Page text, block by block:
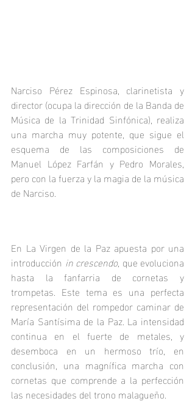
Narciso Pérez Espinosa, clarinetista y
director (ocupa la dirección de la Banda de
Música de la Trinidad Sinfónica), realiza
una marcha muy potente, que sigue el
esquema de las composiciones de
Manuel López Farfán y Pedro Morales,
pero con la fuerza y la magia de la música
de Narciso.
En La Virgen de la Paz apuesta por una
introducción in crescendo, que evoluciona
hasta la fanfarria de cornetas y
trompetas. Este tema es una perfecta
representación del rompedor caminar de
María Santísima de la Paz. La intensidad
continua en el fuerte de metales, y
desemboca en un hermoso trío, en
conclusión, una magnífica marcha con
cornetas que comprende a la perfección
las necesidades del trono malagueño.